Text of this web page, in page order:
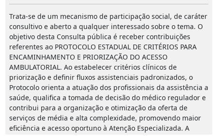
Trata-se de um mecanismo de participação social, de caráter
consultivo e aberto a qualquer interessado sobre o tema. O
objetivo desta Consulta pública é receber contribuições
referentes ao PROTOCOLO ESTADUAL DE CRITÉRIOS PARA
ENCAMINHAMENTO E PRIORIZAÇÃO DO ACESSO
AMBULATORIAL. Ao estabelecer critérios clínicos de
priorização e definir fluxos assistenciais padronizados, o
Protocolo orienta a atuação dos profissionais da assistência a
saúde, qualifica a tomada de decisão do médico regulador e
contribui para a organização e otimização da oferta de
serviços de média e alta complexidade, promovendo maior
eficiência e acesso oportuno à Atenção Especializada. A